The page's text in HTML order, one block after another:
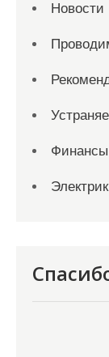
Новости
Финансы
Электрик